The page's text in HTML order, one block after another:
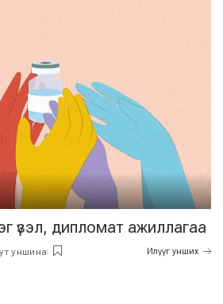
үзэл, дипломат ажиллагаа
уншина Илүүг унших